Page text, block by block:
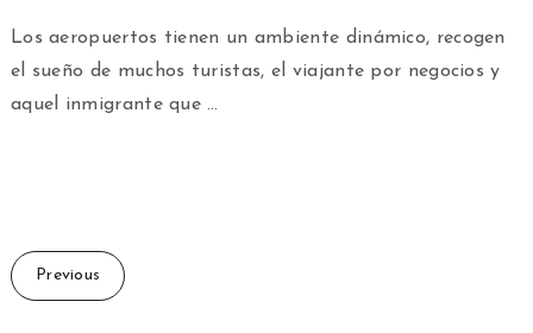
Los aeropuertos tienen un ambiente dinámico, recogen
el sueño de muchos turistas, el viajante por negocios y
aquel inmigrante que …
Previous